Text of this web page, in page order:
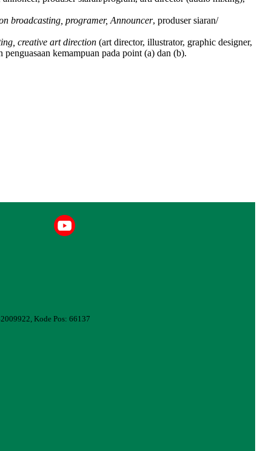
broadcasting, programer, Announcer, produser siaran/
creative art direction (art director, illustrator, graphic designer,
kemampuan pada point (a) dan (b).
Kode Pos: 66137